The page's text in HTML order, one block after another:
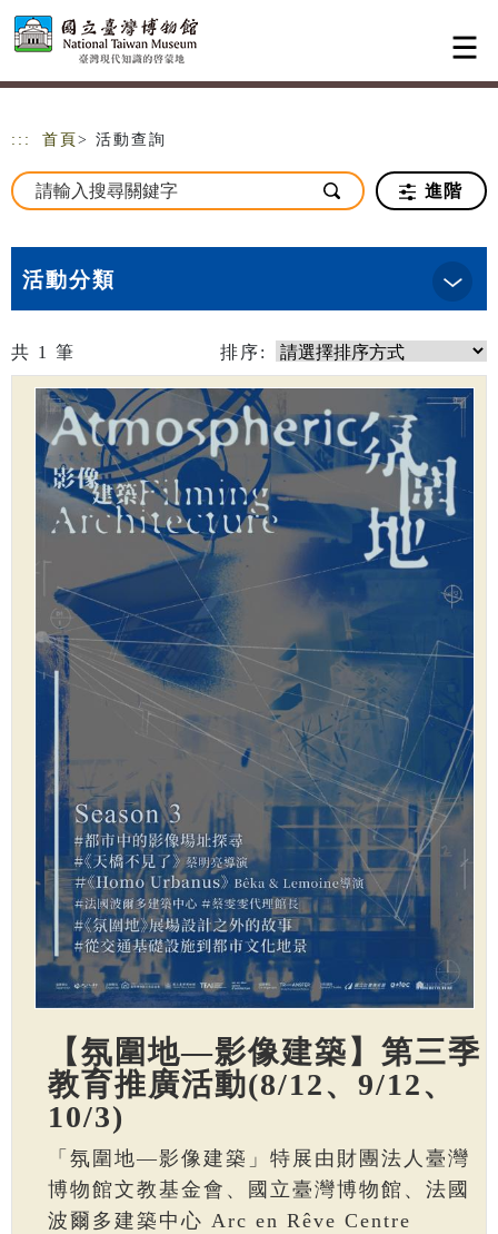
跳到主要內容
網站導覽
::: 首頁 > 活動查詢
進階
活動分類
共 1 筆 排序:
【氛圍地—影像建築】第三季
教育推廣活動(8/12、9/12、
10/3)
「氛圍地—影像建築」特展由財團法人臺灣
博物館文教基金會、國立臺灣博物館、法國
波爾多建築中心 Arc en Rêve Centre